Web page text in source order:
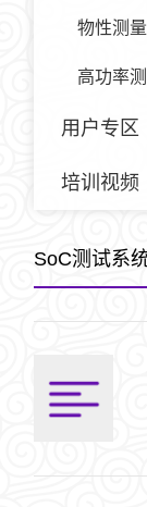
物性测量
高功率
用户专区
培训视频
SoC测试系